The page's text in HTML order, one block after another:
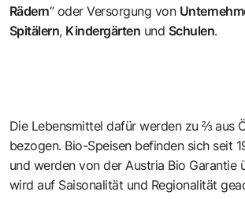
Rädern” oder Versorgung von
Spitälern, Kindergärten und Schulen.
Die Lebensmittel dafür werden zu ⅔ aus
bezogen. Bio-Speisen befinden sich seit
und werden von der Austria Bio Garantie
wird auf Saisonalität und Regionalität